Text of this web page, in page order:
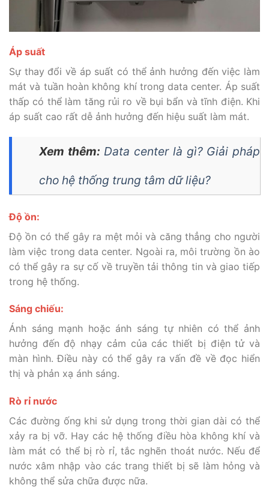
Áp suất
Sự thay đổi về áp suất có thể ảnh hưởng đến việc làm
mát và tuần hoàn không khí trong data center. Áp suất
thấp có thể làm tăng rủi ro về bụi bẩn và tĩnh điện. Khi
áp suất cao rất dễ ảnh hưởng đến hiệu suất làm mát.
Xem thêm: Data center là gì? Giải pháp
cho hệ thống trung tâm dữ liệu?
Độ ồn:
Độ ồn có thể gây ra mệt mỏi và căng thẳng cho người
làm việc trong data center. Ngoài ra, môi trường ồn ào
có thể gây ra sự cố về truyền tải thông tin và giao tiếp
trong hệ thống.
Sáng chiếu:
Ánh sáng mạnh hoặc ánh sáng tự nhiên có thể ảnh
hưởng đến độ nhạy cảm của các thiết bị điện tử và
màn hình. Điều này có thể gây ra vấn đề về đọc hiển
thị và phản xạ ánh sáng.
Rò rỉ nước
Các đường ống khi sử dụng trong thời gian dài có thể
xảy ra bị vỡ. Hay các hệ thống điều hòa không khí và
làm mát có thể bị rò rỉ, tắc nghẽn thoát nước. Nếu để
nước xâm nhập vào các trang thiết bị sẽ làm hỏng và
không thể sửa chữa được nữa.